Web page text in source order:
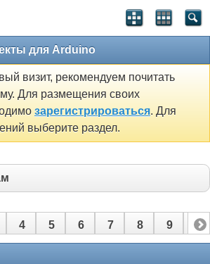
для Arduino
визит, рекомендуем почитать
Для размещения своих
зарегистрироваться. Для
выберите раздел.
4 5 6 7 8 9 10